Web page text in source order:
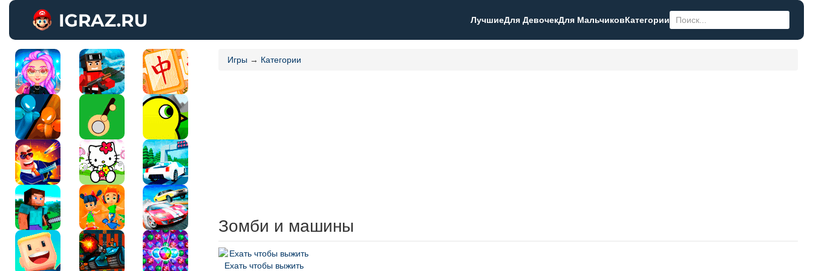
ЛучшиеДля ДевочекДля МальчиковКатегории
Игры → Категории
Зомби и машины
Ехать чтобы выжить